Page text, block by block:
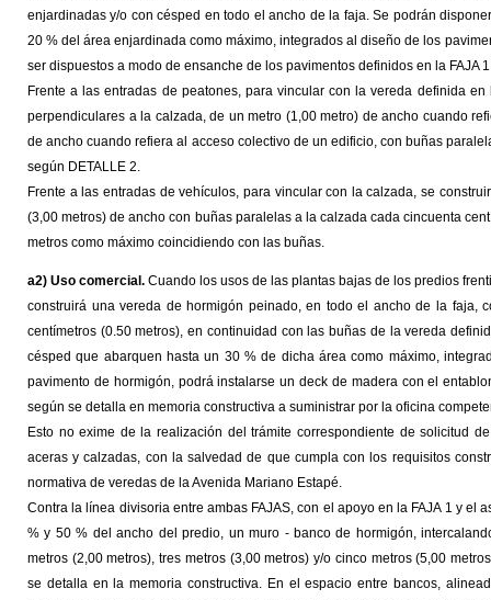
enjardinadas y/o con césped en todo el ancho de la faja. Se podrán
20 % del área enjardinada como máximo, integrados al diseño de los
ser dispuestos a modo de ensanche de los pavimentos definidos en la FAJA 1
Frente a las entradas de peatones, para vincular con la vereda definida
perpendiculares a la calzada, de un metro (1,00 metro) de ancho cuando
de ancho cuando refiera al acceso colectivo de un edificio, con buñas
según DETALLE 2.
Frente a las entradas de vehículos, para vincular con la calzada, se
(3,00 metros) de ancho con buñas paralelas a la calzada cada cincuenta
metros como máximo coincidiendo con las buñas.
a2) Uso comercial. Cuando los usos de las plantas bajas de los predios
construirá una vereda de hormigón peinado, en todo el ancho de la faja,
centímetros (0.50 metros), en continuidad con las buñas de la vereda
césped que abarquen hasta un 30 % de dicha área como máximo,
pavimento de hormigón, podrá instalarse un deck de madera con el
según se detalla en memoria constructiva a suministrar por la oficina
Esto no exime de la realización del trámite correspondiente de solicitud
aceras y calzadas, con la salvedad de que cumpla con los requisitos
normativa de veredas de la Avenida Mariano Estapé.
Contra la línea divisoria entre ambas FAJAS, con el apoyo en la FAJA 1 y el
% y 50 % del ancho del predio, un muro - banco de hormigón,
metros (2,00 metros), tres metros (3,00 metros) y/o cinco metros (5,00
se detalla en la memoria constructiva. En el espacio entre bancos,